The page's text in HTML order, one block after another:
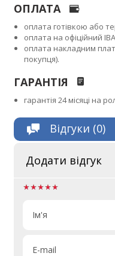
ОПЛАТА
оплата готівкою або
оплата на офіційний
оплата накладним
покупця).
ГАРАНТІЯ
гарантія 24 місяці на
Відгуки (0)
Додати відгук
Ім'я
E-mail